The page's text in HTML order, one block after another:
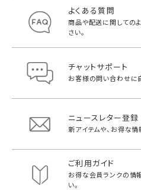
よくある質問
商品や配送に関しての
さい。
チャットサポート
お客様の問い合わせに
ニュースレター登録
新アイテムや、お得な情
ご利用ガイド
お得な会員ランクの情
い。